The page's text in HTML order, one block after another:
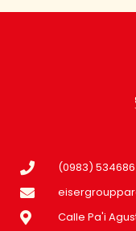
(0983) 534686
Calle Pa'i